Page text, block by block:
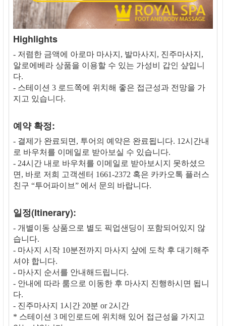
Highlights
- 저렴한 금액에 아로마 마사지, 발마사지, 진주마사지,
알로에베라 상품을 이용할 수 있는 가성비 갑인 샾입니
다.
- 스테이션 3 로드쪽에 위치해 좋은 접근성과 전망을 가
지고 있습니다.
예약 확정:
- 결제가 완료되면, 투어의 예약은 완료됩니다. 12시간내
로 바우처를 이메일로 받아보실 수 있습니다.
- 24시간 내로 바우처를 이메일로 받아보시지 못하셨으
면, 바로 저희 고객센터 1661-2372 혹은 카카오톡 플러스
친구 “투어파이브” 에서 문의 바랍니다.
일정(Itinerary):
- 개별이동 상품으로 별도 픽업샌딩이 포함되어있지 않
습니다.
- 마사지 시작 10분전까지 마사지 샾에 도착 후 대기해주
셔야 합니다.
- 마사지 순서를 안내해드립니다.
- 안내에 따라 룸으로 이동한 후 마사지 진행하시면 됩니
다.
- 진주마사지 1시간 20분 or 2시간
* 스테이션 3 메인로드에 위치해 있어 접근성을 가지고